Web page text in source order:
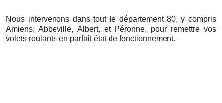
Nous intervenons dans tout le département 80, y compris
Amiens, Abbeville, Albert, et Péronne, pour remettre vos
volets roulants en parfait état de fonctionnement.